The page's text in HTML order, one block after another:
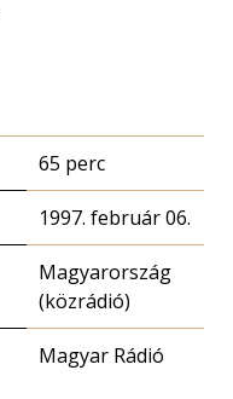
65 perc
1997. február 06.
Magyarország
(közrádió)
Magyar Rádió